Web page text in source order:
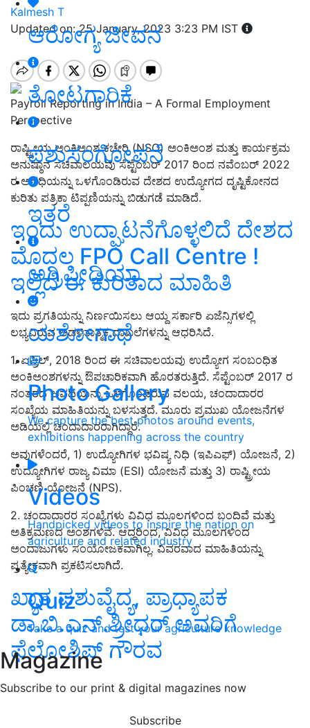
ಆರೋಗ್ಯ ಜೀವನ
ತೋಟಗಾರಿಕೆ
ಪಶುಸಂಗೋಪನೆ
ಇತರೆ
ಅಗ್ರಿಪೀಡಿಯಾ
ಯಶೋಗಾಥೆ
Photo Gallery
We capture the best photos around events,
exhibitions happening across the country
Videos
Handpicked videos to inspire the nation on
agriculture and related industry
Quiz
Take a quiz and test your agriculture knowledge
Magazine
Subscribe to our print & digital magazines now
Subscribe
Kalmesh T
Updated on: 25 January, 2023 3:23 PM IST
Payroll Reporting in India – A Formal Employment
Perspective
ರಾಷ್ಟ್ರೀಯ ಅಂಕಿಅಂಶ ಕಚೇರಿ (NSO) ಅಂಕಿಅಂಶ ಮತ್ತು ಕಾರ್ಯಕ್ರಮ
ಅನುಷ್ಠಾನ ಸಚಿವಾಲಯವು ಸೆಪ್ಟೆಂಬರ್2017 ರಿಂದ ನವೆಂಬರ್ 2022
ರ ಅವಧಿಯನ್ನು ಒಳಗೊಂಡಿರುವ ದೇಶದ ಉದ್ಯೋಗದ ದೃಷ್ಟಿಕೋನದ
ಕುರಿತು ಪತ್ರಿಕಾ ಟಿಪ್ಪಣಿಯನ್ನು ಬಿಡುಗಡೆ ಮಾಡಿದೆ.
ಇಂದು ಉದ್ಘಾಟನೆಗೊಳ್ಳಲಿದೆ ದೇಶದ
ಮೊದಲ FPO Call Centre !
ಇಲ್ಲಿದೆ ಈ ಕುರಿತಾದ ಮಾಹಿತಿ
ಇದು ಪ್ರಗತಿಯನ್ನು ನಿರ್ಣಯಿಸಲು ಆಯ್ದ ಸರ್ಕಾರಿ ಏಜೆನ್ಸಿಗಳಲ್ಲಿ
ಲಭ್ಯವಿರುವ ಆಡಳಿತಾತ್ಮಕ ದಾಖಲೆಗಳನ್ನು ಆಧರಿಸಿದೆ.
1. ಏಪ್ರಿಲ್, 2018 ರಿಂದ ಈ ಸಚಿವಾಲಯವು ಉದ್ಯೋಗ ಸಂಬಂಧಿತ
ಅಂಕಿಅಂಶಗಳನ್ನು ಔಪಚಾರಿಕವಾಗಿ ಹೊರತರುತ್ತಿದೆ. ಸೆಪ್ಟೆಂಬರ್ 2017 ರ
ನಂತರದ ಅವಧಿಯನ್ನು ಒಳಗೊಂಡಿರುವ ವಲಯ, ಚಂದಾದಾರರ
ಸಂಖ್ಯೆಯ ಮಾಹಿತಿಯನ್ನು ಬಳಸುತ್ತದೆ. ಮೂರು ಪ್ರಮುಖ ಯೋಜನೆಗಳ
ಅಡಿಯಲ್ಲಿ ಚಂದಾದಾರರಾಗಿದ್ದಾರೆ.
ಅವುಗಳೆಂದರೆ, 1) ಉದ್ಯೋಗಿಗಳ ಭವಿಷ್ಯ ನಿಧಿ (ಇಪಿಎಫ್) ಯೋಜನೆ, 2)
ಉದ್ಯೋಗಿಗಳ ರಾಜ್ಯ ವಿಮಾ (ESI) ಯೋಜನೆ ಮತ್ತು 3) ರಾಷ್ಟ್ರೀಯ
ಪಿಂಚಣಿ ಯೋಜನೆ (NPS).
2. ಚಂದಾದಾರರ ಸಂಖ್ಯೆಗಳು ವಿವಿಧ ಮೂಲಗಳಿಂದ ಬಂದಿವೆ ಮತ್ತು
ಅತಿಕ್ರಮಣದ ಅಂಶಗಳಿವೆ. ಆದ್ದರಿಂದ,ವಿವಿಧ ಮೂಲಗಳಿಂದ
ಅಂದಾಜುಗಳು ಸಂಯೋಜಕವಾಗಿಲ್ಲ. ವಿವರವಾದ ಮಾಹಿತಿಯನ್ನು
ಪ್ರತ್ಯೇಕವಾಗಿ ಪ್ರಕಟಿಸಲಾಗಿದೆ.
ಖ್ಯಾತ ಪಶುವೈದ್ಯ, ಪ್ರಾಧ್ಯಾಪಕ
ಡಾ.ಬಿ.ಎನ್‌.ಶ್ರೀಧರ್‌ ಅವರಿಗೆ
ಫೆಲೋಶಿಪ್‌ ಗೌರವ